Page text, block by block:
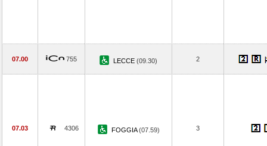
07.00 755 LECCE (09.30) 2
07.03 4306 FOGGIA(07.59) 3